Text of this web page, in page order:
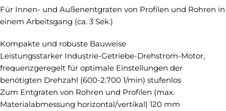
Für Innen- und Außenentgraten von Profilen und Rohren in
einem Arbeitsgang (ca. 3 Sek.)
Kompakte und robuste Bauweise
Leistungsstarker Industrie-Getriebe-Drehstrom-Motor,
frequenzgeregelt für optimale Einstellungen der
benötigten Drehzahl (600-2.700 1/min) stufenlos
Zum Entgraten von Rohren und Profilen (max.
Materialabmessung horizontal/vertikal) 120 mm